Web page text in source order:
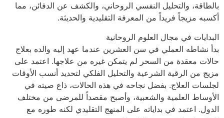
بالطاقة، والتحليل النفسي الروحاني، والكشف عن الدفائن، مما
أكسبه مزيجاً فريداً من المعرفة التقليدية والحديثة.
البدايات في مجال العلوم الروحانية
بدأ نشاطه العملي في سن العشرين عندما عهد إليه والده بعلاج
حالات معقدة من السحر لم يتمكن غيره من علاجها. اعتمد على
مزيج من الرقية الشرعية والتحليل الفلكي لتحديد أنسب الأوقات
لجلسات العلاج. بفضل نجاحه في هذه الحالات، ذاع صيته في
الأوساط العلمية والشعبية، وأصبح مقصداً للمرضى من مختلف
الدول. اعتمد في بداياته على المنهج التقليدي لكنه طوره مع